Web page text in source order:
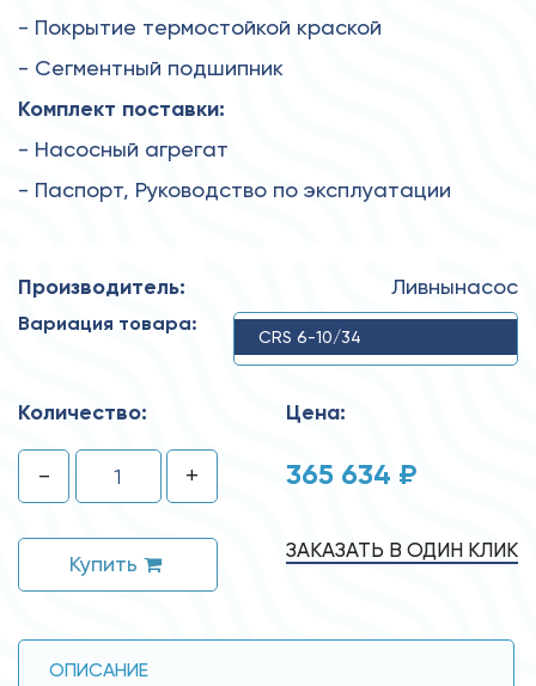
- Покрытие термостойкой краской
- Сегментный подшипник
Комплект поставки:
- Насосный агрегат
- Паспорт, Руководство по эксплуатации
Производитель: Ливнынасос
Вариация товара:
CRS 6-10/34
Количество:
- +
Купить
Цена:
365 634 ₽
ЗАКАЗАТЬ В ОДИН КЛИК
ОПИСАНИЕ